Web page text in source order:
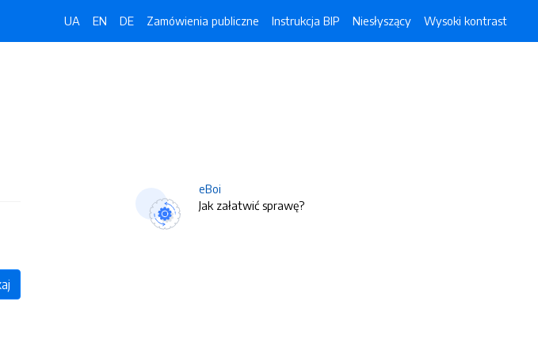
UA EN DE Zamówienia publiczne Instrukcja BIP Niesłyszący Wysoki kontrast
eBoi
Jak załatwić sprawę?